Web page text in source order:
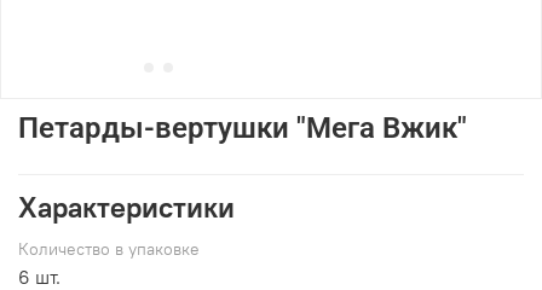
Петарды-вертушки "Мега Вжик"
Характеристики
Количество в упаковке
6 шт.